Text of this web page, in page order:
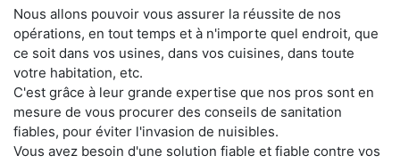
Nous allons pouvoir vous assurer la réussite de nos
opérations, en tout temps et à n'importe quel endroit, que
ce soit dans vos usines, dans vos cuisines, dans toute
votre habitation, etc.
C'est grâce à leur grande expertise que nos pros sont en
mesure de vous procurer des conseils de sanitation
fiables, pour éviter l'invasion de nuisibles.
Vous avez besoin d'une solution fiable et fiable contre vos